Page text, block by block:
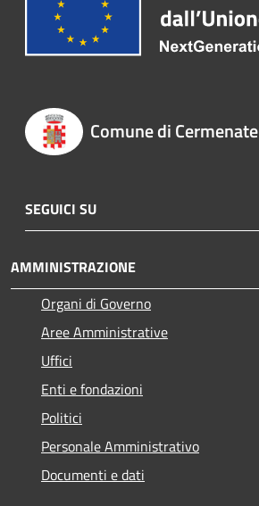
Comune di Cermenate
SEGUICI SU
AMMINISTRAZIONE
Organi di Governo
Aree Amministrative
Uffici
Enti e fondazioni
Politici
Personale Amministrativo
Documenti e dati